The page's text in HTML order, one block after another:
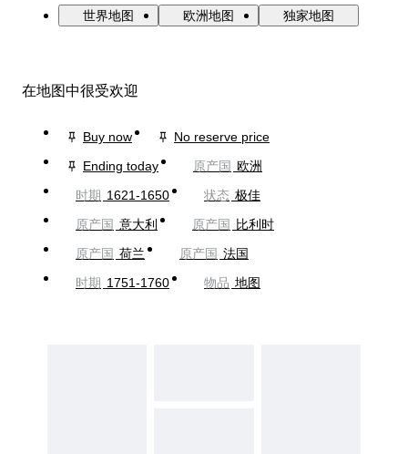
世界地图 欧洲地图 独家地图
在地图中很受欢迎
Buy now
No reserve price
Ending today
原产国 欧洲
时期 1621-1650 状态 极佳
原产国 意大利 原产国
比利时
原产国 荷兰 原产国 法国
时期 1751-1760 物品 地图